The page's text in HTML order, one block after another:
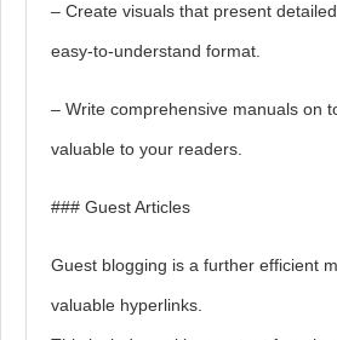
– Create visuals that present
easy-to-understand format.
– Write comprehensive manuals on
valuable to your readers.
### Guest Articles
Guest blogging is a further efficient
valuable hyperlinks.